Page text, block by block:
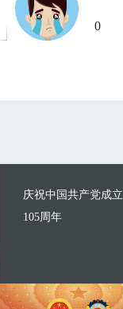
0
庆祝中国共产党成立
105周年